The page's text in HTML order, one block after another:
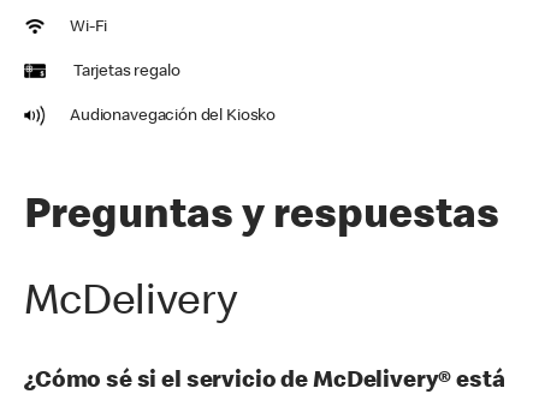
Wi-Fi
Tarjetas regalo
Audionavegación del Kiosko
Preguntas y respuestas
McDelivery
¿Cómo sé si el servicio de McDelivery® está